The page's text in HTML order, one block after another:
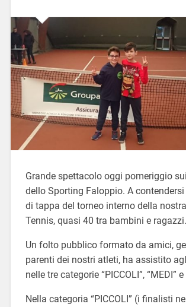
Grande spettacolo oggi pomeriggio
dello Sporting Faloppio. A
di tappa del torneo interno della
Tennis, quasi 40 tra bambini e ragazzi.
Un folto pubblico formato da amici,
parenti dei nostri atleti, ha assistito
nelle tre categorie “PICCOLI”, “MEDI” e
Nella categoria “PICCOLI” (i finalisti